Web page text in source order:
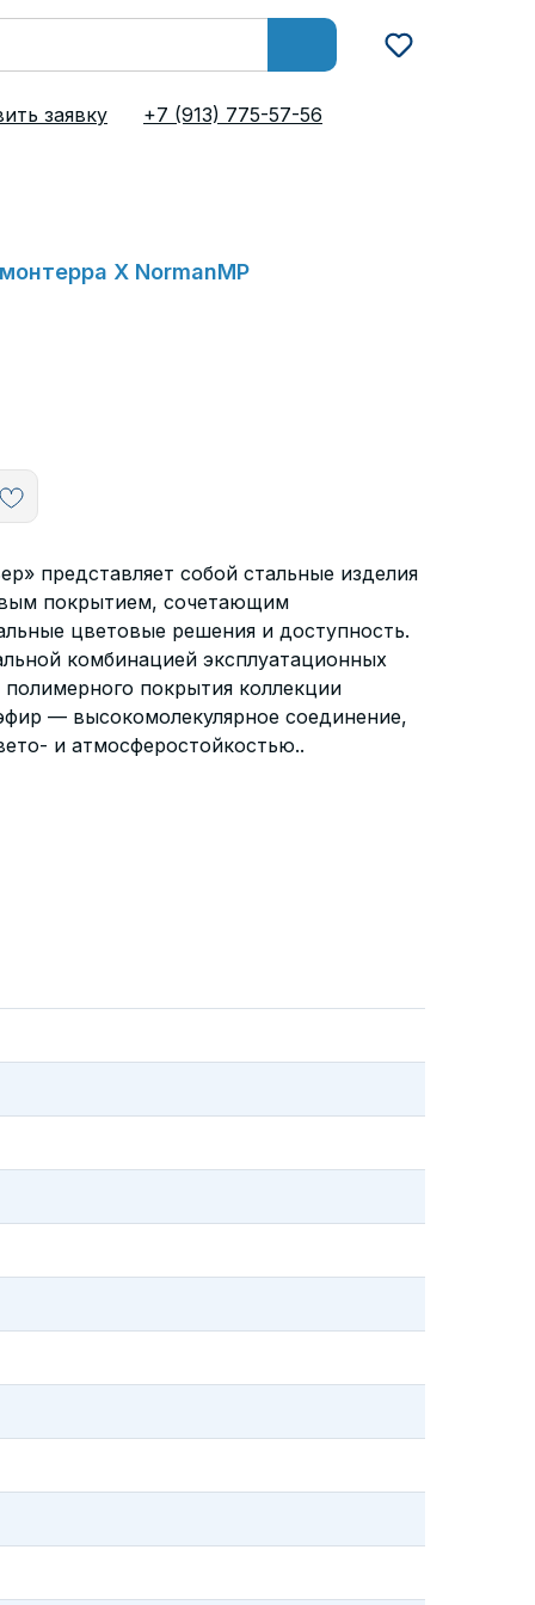
заявку +7 (913) 775-57-56
X NormanMP
представляет собой стальные изделия
покрытием, сочетающим
цветовые решения и доступность.
комбинацией эксплуатационных
покрытия коллекции
— высокомолекулярное соединение,
и атмосферостойкостью..